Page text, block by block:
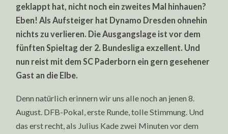
PROGNOSE:
DRESDEN
SC
PADERBORN
geklappt hat, nicht noch ein zweites Mal hinhauen?
Eben! Als Aufsteiger hat Dynamo Dresden ohnehin
nichts zu verlieren. Die Ausgangslage ist vor dem
fünften Spieltag der 2. Bundesliga exzellent. Und
nun reist mit dem SC Paderborn ein gern gesehener
Gast an die Elbe.
Denn natürlich erinnern wir uns alle noch an jenen 8.
August. DFB-Pokal, erste Runde, tolle Stimmung. Und
das erst recht, als Julius Kade zwei Minuten vor dem